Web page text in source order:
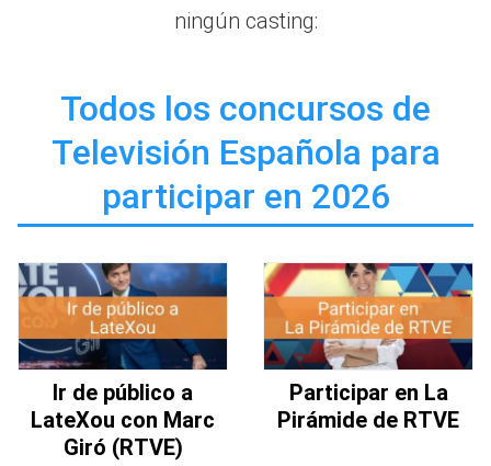
ningún casting:
Todos los concursos de
Televisión Española para
participar en 2026
Ir de público a
LateXou con Marc
Giró (RTVE)
Participar en La
Pirámide de RTVE